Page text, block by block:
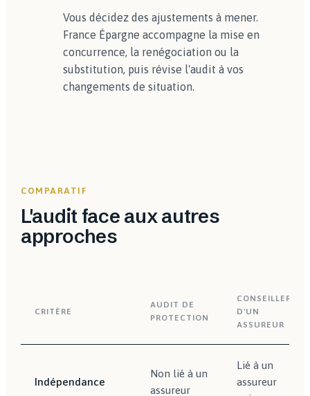
Vous décidez des ajustements à mener.
France Épargne accompagne la mise en
concurrence, la renégociation ou la
substitution, puis révise l'audit à vos
changements de situation.
COMPARATIF
L'audit face aux autres
approches
CRITÈRE
AUDIT DE
PROTECTION
CONSEILLER
D'UN
ASSUREUR
Indépendance
Non lié à un
assureur
Lié à un
assureur